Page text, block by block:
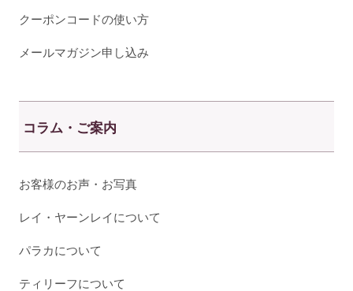
クーポンコードの使い方
メールマガジン申し込み
コラム・ご案内
お客様のお声・お写真
レイ・ヤーンレイについて
パラカについて
ティリーフについて